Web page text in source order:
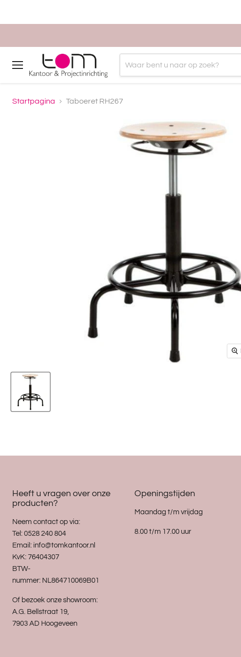
Menu
Startpagina Taboeret RH267
Heeft u vragen over onze
producten?
Neem contact op via:
Tel: 0528 240 804
Email: info@tomkantoor.nl
KvK: 76404307
BTW-
nummer: NL864710069B01
Of bezoek onze showroom:
A.G. Bellstraat 19,
7903 AD Hoogeveen
Openingstijden
Maandag t/m vrijdag
8.00 t/m 17.00 uur